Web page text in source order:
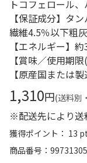
トコフェロール
【保証成分】タ
繊維4.5％以下粗
【エネルギー】
【賞味／使用期
【原産国または
1,310円(送料別
※配送先により送
獲得ポイント： 13 pt
商品番号